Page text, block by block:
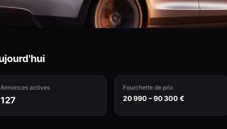
Annonces actives
127
Fourchette de prix
20 990 – 90 300 €